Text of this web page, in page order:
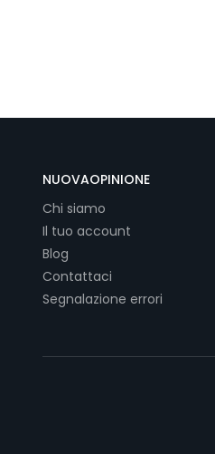
NUOVAOPINIONE
Chi siamo
Il tuo account
Blog
Contattaci
Segnalazione errori